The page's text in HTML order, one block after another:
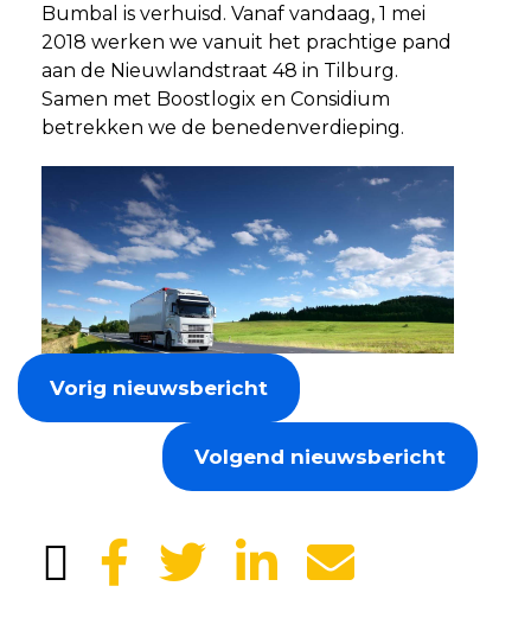
Bumbal is verhuisd. Vanaf vandaag, 1 mei
2018 werken we vanuit het prachtige pand
aan de Nieuwlandstraat 48 in Tilburg.
Samen met Boostlogix en Considium
betrekken we de benedenverdieping.
Vorig nieuwsbericht
Volgend nieuwsbericht